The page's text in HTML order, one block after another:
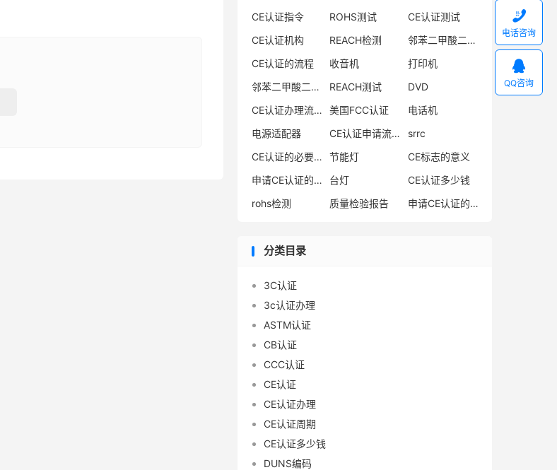
CE认证指令
ROHS测试
CE认证测试
CE认证机构
REACH检测
邻苯二甲酸二异丁酯
CE认证的流程
收音机
打印机
邻苯二甲酸二丁酯
REACH测试
DVD
CE认证办理流程
美国FCC认证
电话机
电源适配器
CE认证申请流程
srrc
CE认证的必要性
节能灯
CE标志的意义
申请CE认证的必要性
台灯
CE认证多少钱
rohs检测
质量检验报告 申请CE认证的好处
分类目录
3C认证
3c认证办理
ASTM认证
CB认证
CCC认证
CE认证
CE认证办理
CE认证周期
CE认证多少钱
DUNS编码

电话咨询

QQ咨询